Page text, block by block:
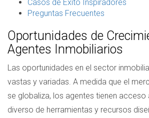
Casos de Éxito Inspiradores
Preguntas Frecuentes
Oportunidades de
Agentes Inmobiliarios
Las oportunidades en el sector
vastas y variadas. A medida que el
se globaliza, los agentes tienen acceso
diverso de herramientas y recursos